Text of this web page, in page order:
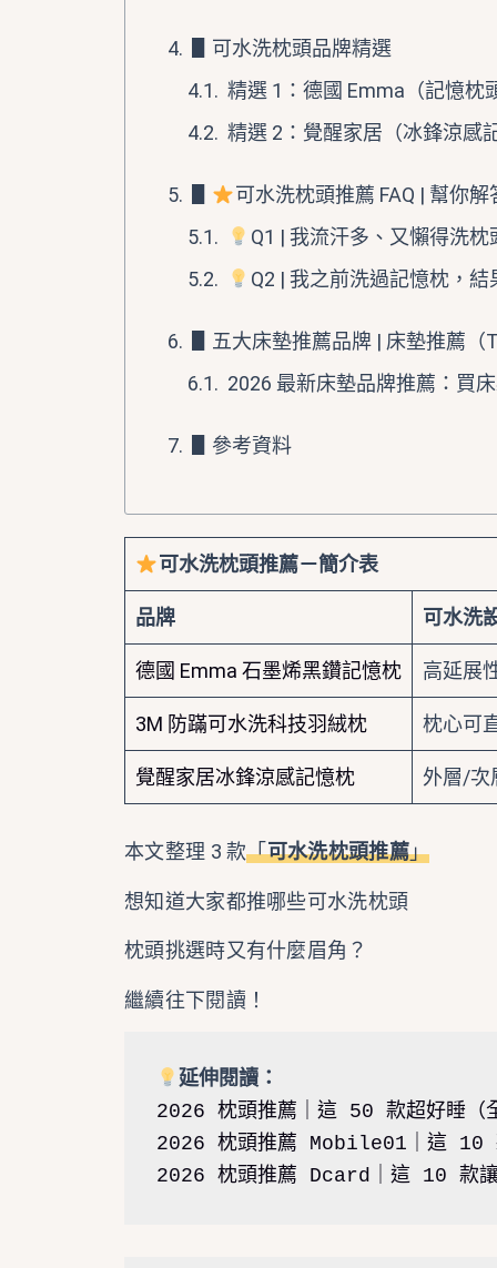
▋可水洗枕頭品牌精選
精選 1：德國 Emma（記憶枕
精選 2：覺醒家居（冰鋒涼感
可水洗枕頭推薦 FAQ | 幫你
Q1 | 我流汗多、又懶得洗
Q2 | 我之前洗過記憶枕，
▋五大床墊推薦品牌 | 床墊推薦
2026 最新床墊品牌推薦：買
▋參考資料
可水洗枕頭推薦－簡介表
品牌 可水洗
德國 Emma 石墨烯黑鑽記憶枕 高延展
3M 防蹣可水洗科技羽絨枕 枕心可
覺醒家居冰鋒涼感記憶枕 外層/次
本文整理 3 款「可水洗枕頭推薦」
想知道大家都推哪些可水洗枕頭
枕頭挑選時又有什麼眉角？
繼續往下閱讀！
延伸閱讀：
2026 枕頭推薦｜這 50 款超好睡（
2026 枕頭推薦 Mobile01｜這 10
2026 枕頭推薦 Dcard｜這 10 款讓